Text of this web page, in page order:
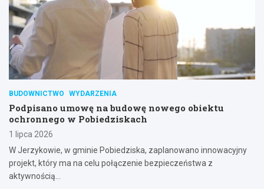
BUDOWNICTWO WYDARZENIA
Podpisano umowę na budowę nowego obiektu
ochronnego w Pobiedziskach
1 lipca 2026
W Jerzykowie, w gminie Pobiedziska, zaplanowano innowacyjny
projekt, który ma na celu połączenie bezpieczeństwa z
aktywnością…